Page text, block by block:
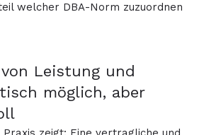
welcher DBA-Norm zuzuordnen
Leistung und
möglich, aber